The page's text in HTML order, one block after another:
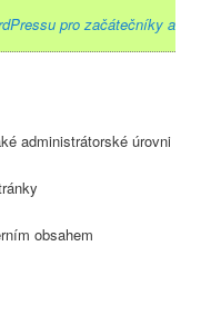
pro začátečníky a
administrátorské úrovni
obsahem